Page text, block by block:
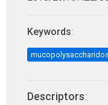
Keywords:
Descriptors: